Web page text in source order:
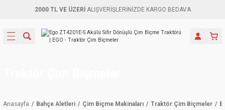
2000 TL VE ÜZERİALIŞVERİŞLERİNİZDE KARGO BEDAVA
Geri Dön
Geri Dön
Geri Dön
Geri Dön
Geri Dön
Geri Dön
Geri Dön
Anasayfa Bahçe Aletleri Çim Biçme Makinaları Traktör Çim Biçmeler